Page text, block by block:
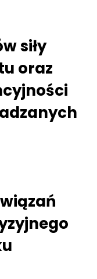
siły
oraz